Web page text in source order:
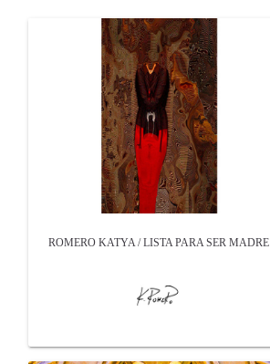
ROMERO KATYA / LISTA PARA SER MADRE